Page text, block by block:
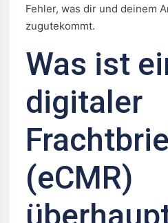
Fehler, was dir und deinem
zugutekommt.
Was ist
digitaler
(eCMR)